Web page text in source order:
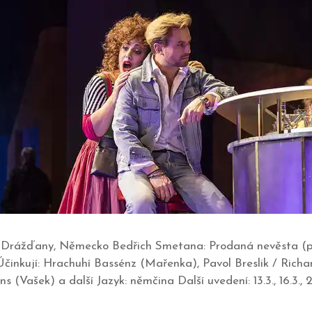
Německo Bedřich Smetana: Prodaná nevěsta
Hrachuhí Bassénz (Mařenka), Pavol Breslik /
a další Jazyk: němčina Další uvedení: 13.3., 16.3.,